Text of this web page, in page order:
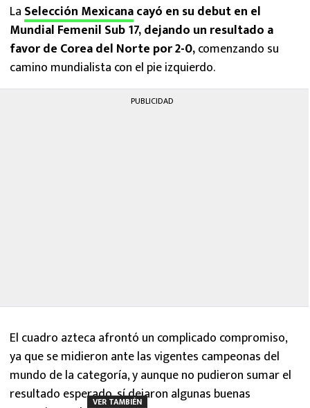
La Selección Mexicanacayó en su debut en el
Mundial Femenil Sub 17, dejando un resultado a
favor de Corea del Norte por 2-0,comenzando su
camino mundialista con el pie izquierdo.
PUBLICIDAD
El cuadro azteca afrontó un complicado compromiso,
ya que se midieron ante las vigentes campeonas del
mundo de la categoría, y aunque no pudieron sumar el
resultado esperado, sí dejaron algunas buenas
VER TAMBIÉN